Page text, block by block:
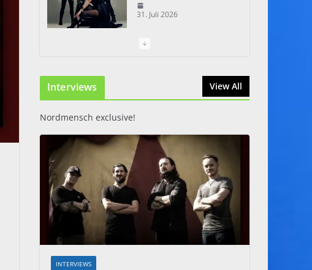
31. Juli 2026
I Prevail – Violent
Interviews View All
Nordmensch exclusive!
INTERVIEWS